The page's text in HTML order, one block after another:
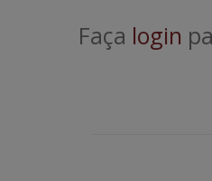
Faça login